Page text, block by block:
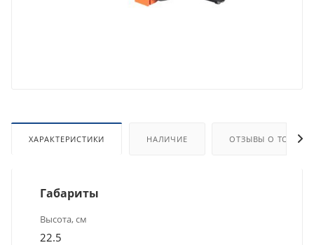
ХАРАКТЕРИСТИКИ НАЛИЧИЕ ОТЗЫВЫ О ТОВАРЕ
Габариты
Высота, см
22.5